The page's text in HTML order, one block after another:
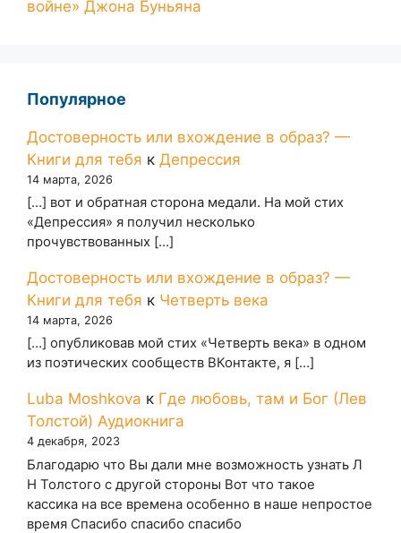
войне» Джона Буньяна
Популярное
Достоверность или вхождение в образ? —
Книги для тебя к Депрессия
14 марта, 2026
[…] вот и обратная сторона медали. На мой стих
«Депрессия» я получил несколько
прочувствованных […]
Достоверность или вхождение в образ? —
Книги для тебя к Четверть века
14 марта, 2026
[…] опубликовав мой стих «Четверть века» в одном
из поэтических сообществ ВКонтакте, я […]
Luba Moshkova к Где любовь, там и Бог (Лев
Толстой) Аудиокнига
4 декабря, 2023
Благодарю что Вы дали мне возможность узнать Л
Н Толстого с другой стороны Вот что такое
кассика на все времена особенно в наше непростое
время Спасибо спасибо спасибо